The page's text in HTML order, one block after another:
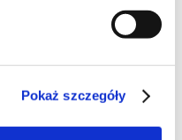
Pokaż szczegóły